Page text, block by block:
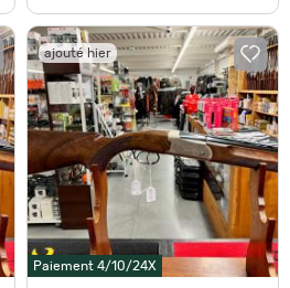
ajouté hier
Paiement 4/10/24X